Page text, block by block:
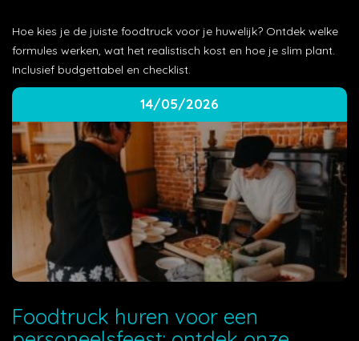
Hoe kies je de juiste foodtruck voor je huwelijk? Ontdek welke
formules werken, wat het realistisch kost en hoe je slim plant.
Inclusief budgettabel en checklist.
14/05/2026
Foodtruck huren voor een